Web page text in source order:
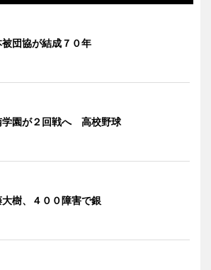
被団協が結成７０年
学園が２回戦へ 高校野球
樹、４００障害で銀